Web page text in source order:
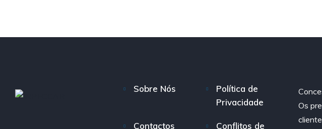
Sobre Nós
Política de
Privacidade
Contactos Conflitos de
Os